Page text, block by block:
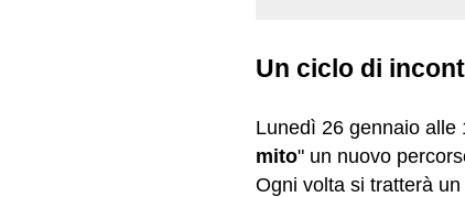
Un ciclo di
Lunedì 26 gennaio alle
mito" un nuovo
Ogni volta si tratterà